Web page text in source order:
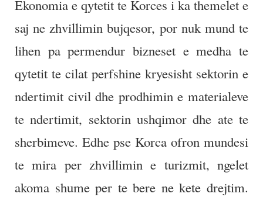
Ekonomia e qytetit te Korces i ka themelet e
saj ne zhvillimin bujqesor, por nuk mund te
lihen pa permendur bizneset e medha te
qytetit te cilat perfshine kryesisht sektorin e
ndertimit civil dhe prodhimin e materialeve
te ndertimit, sektorin ushqimor dhe ate te
sherbimeve. Edhe pse Korca ofron mundesi
te mira per zhvillimin e turizmit, ngelet
akoma shume per te bere ne kete drejtim.